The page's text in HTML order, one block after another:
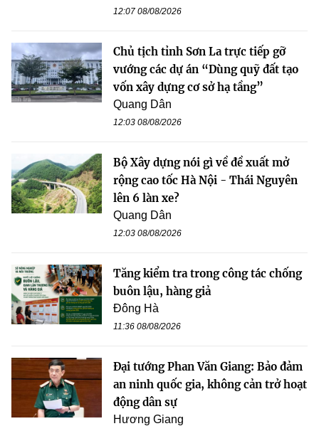
12:07 08/08/2026
Chủ tịch tỉnh Sơn La trực tiếp gỡ
vướng các dự án “Dùng quỹ đất tạo
vốn xây dựng cơ sở hạ tầng”
Quang Dân
12:03 08/08/2026
Bộ Xây dựng nói gì về đề xuất mở
rộng cao tốc Hà Nội - Thái Nguyên
lên 6 làn xe?
Quang Dân
12:03 08/08/2026
Tăng kiểm tra trong công tác chống
buôn lậu, hàng giả
Đông Hà
11:36 08/08/2026
Đại tướng Phan Văn Giang: Bảo đảm
an ninh quốc gia, không cản trở hoạt
động dân sự
Hương Giang